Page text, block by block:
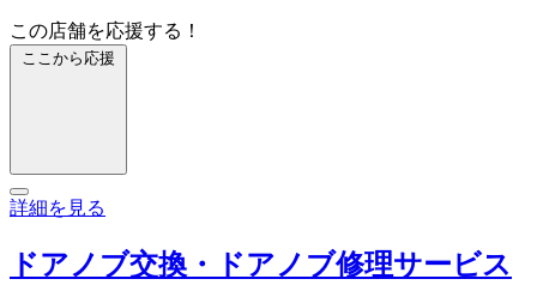
この店舗を応援する！
ここから応援
詳細を見る
ドアノブ交換・ドアノブ修理サービス